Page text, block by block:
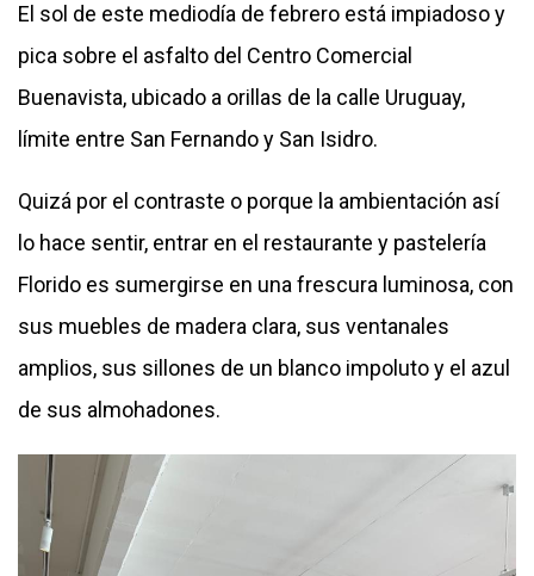
El sol de este mediodía de febrero está impiadoso y
pica sobre el asfalto del Centro Comercial
Buenavista, ubicado a orillas de la calle Uruguay,
límite entre San Fernando y San Isidro.
Quizá por el contraste o porque la ambientación así
lo hace sentir, entrar en el restaurante y pastelería
Florido es sumergirse en una frescura luminosa, con
sus muebles de madera clara, sus ventanales
amplios, sus sillones de un blanco impoluto y el azul
de sus almohadones.